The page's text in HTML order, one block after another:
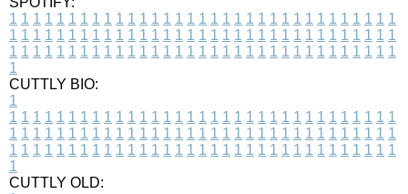
1 1 1 1 1 1 1 1 1 1 1 1 1 1 1 1 1 1 1 1 1 1 1 1 1 1 1 1 1 1 1 1 1
1 1 1 1 1 1 1 1 1 1 1 1 1 1 1 1 1 1 1 1 1 1 1 1 1 1 1 1 1 1 1 1 1
1 1 1 1 1 1 1 1 1 1 1 1 1 1 1 1 1 1 1 1 1 1 1 1 1 1 1 1 1 1 1 1 1
1
CUTTLY BIO:
1
1 1 1 1 1 1 1 1 1 1 1 1 1 1 1 1 1 1 1 1 1 1 1 1 1 1 1 1 1 1 1 1 1
1 1 1 1 1 1 1 1 1 1 1 1 1 1 1 1 1 1 1 1 1 1 1 1 1 1 1 1 1 1 1 1 1
1 1 1 1 1 1 1 1 1 1 1 1 1 1 1 1 1 1 1 1 1 1 1 1 1 1 1 1 1 1 1 1 1
1
CUTTLY OLD: